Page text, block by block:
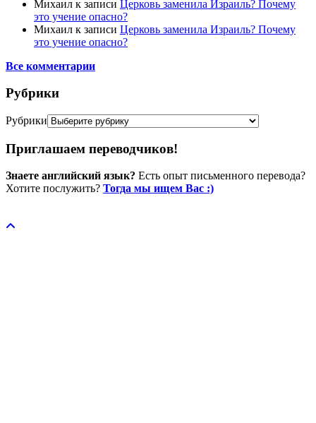
Михаил к записи Церковь заменила Израиль? Почему
это учение опасно?
Михаил к записи Церковь заменила Израиль? Почему
это учение опасно?
Все комментарии
Рубрики
Рубрики
Приглашаем переводчиков!
Знаете английский язык? Есть опыт письменного перевода?
Хотите послужить? Тогда мы ищем Вас :)